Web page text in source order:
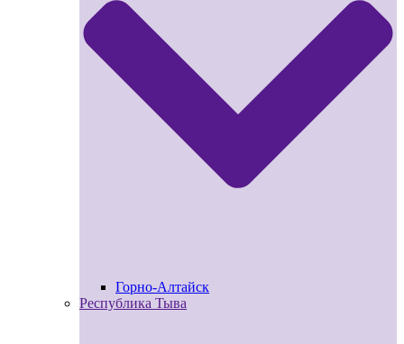
Горно-Алтайск
Республика Тыва